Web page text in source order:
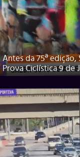
Antes da 75ª
Prova Ciclística 9 de